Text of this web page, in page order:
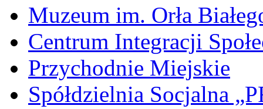
Muzeum im. Orła
Centrum Integracji
Przychodnie Miejskie
Spółdzielnia Socjalna